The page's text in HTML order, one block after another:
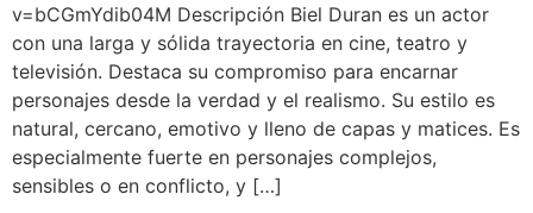
v=bCGmYdib04M Descripción Biel Duran es un actor
con una larga y sólida trayectoria en cine, teatro y
televisión. Destaca su compromiso para encarnar
personajes desde la verdad y el realismo. Su estilo es
natural, cercano, emotivo y lleno de capas y matices. Es
especialmente fuerte en personajes complejos,
sensibles o en conflicto, y […]